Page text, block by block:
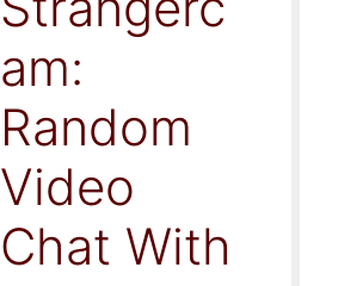
am:
Random
Video
Chat With